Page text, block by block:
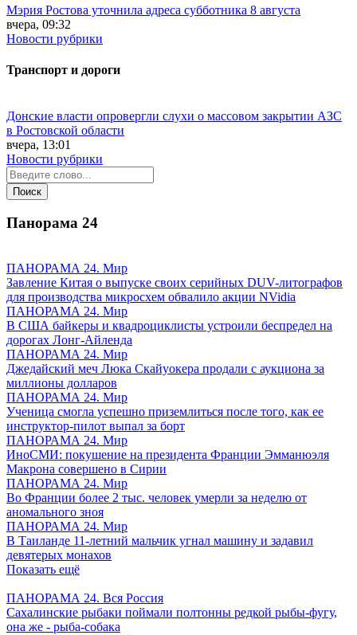
Мэрия Ростова уточнила адреса субботника 8 августа
вчера, 09:32
Новости рубрики
Транспорт и дороги
Донские власти опровергли слухи о массовом закрытии АЗС
в Ростовской области
вчера, 13:01
Новости рубрики
Панорама 24
ПАНОРАМА 24. Мир
Завление Китая о выпуске своих серийных DUV-литографов
для производства микросхем обвалило акции NVidia
ПАНОРАМА 24. Мир
В США байкеры и квадроциклисты устроили беспредел на
дорогах Лонг-Айленда
ПАНОРАМА 24. Мир
Джедайский меч Люка Скайуокера продали с аукциона за
миллионы долларов
ПАНОРАМА 24. Мир
Ученица смогла успешно приземлиться после того, как ее
инструктор-пилот выпал за борт
ПАНОРАМА 24. Мир
ИноСМИ: покушение на президента Франции Эмманюэля
Макрона совершено в Сирии
ПАНОРАМА 24. Мир
Во Франции более 2 тыс. человек умерли за неделю от
аномального зноя
ПАНОРАМА 24. Мир
В Таиланде 11-летний мальчик угнал машину и задавил
девятерых монахов
Показать ещё
ПАНОРАМА 24. Вся Россия
Сахалинские рыбаки поймали полтонны редкой рыбы-фугу,
она же - рыба-собака